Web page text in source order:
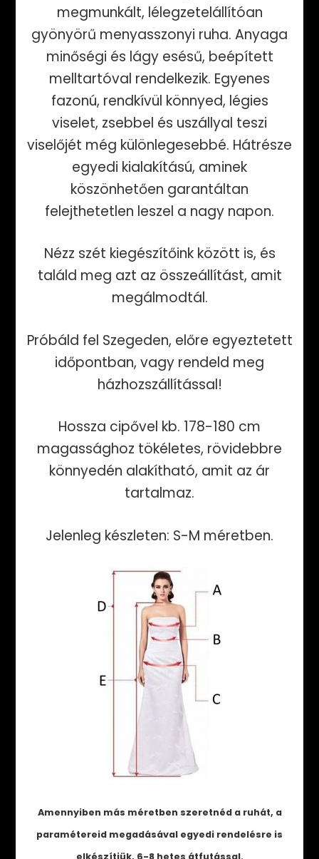
megmunkált, lélegzetelállítóan
gyönyörű menyasszonyi ruha. Anyaga
minőségi és lágy esésű, beépített
melltartóval rendelkezik. Egyenes
fazonú, rendkívül könnyed, légies
viselet, zsebbel és uszállyal teszi
viselőjét még különlegesebbé. Hátrésze
egyedi kialakítású, aminek
köszönhetően garantáltan
felejthetetlen leszel a nagy napon.
Nézz szét kiegészítőink között is, és
találd meg azt az összeállítást, amit
megálmodtál.
Próbáld fel Szegeden, előre egyeztetett
időpontban, vagy rendeld meg
házhozszállítással!
Hossza cipővel kb. 178-180 cm
magassághoz tökéletes, rövidebbre
könnyedén alakítható, amit az ár
tartalmaz.
Jelenleg készleten: S-M méretben.
Amennyiben más méretben szeretnéd a ruhát, a
paramétereid megadásával egyedi rendelésre is
elkészítjük, 6-8 hetes átfutással.